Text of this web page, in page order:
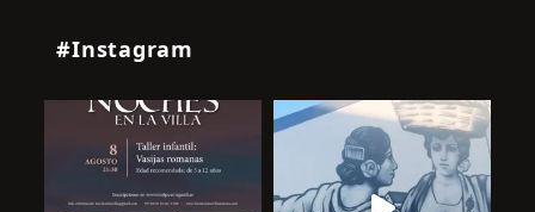
#Instagram